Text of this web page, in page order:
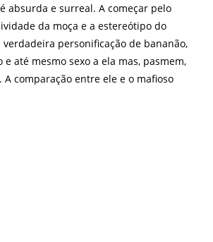
absurda e surreal. A começar pelo
da moça e a estereótipo do
verdadeira personificação de bananão,
e até mesmo sexo a ela mas, pasmem,
A comparação entre ele e o mafioso